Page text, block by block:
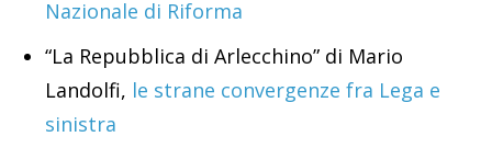
Nazionale di Riforma
“La Repubblica di Arlecchino” di Mario
Landolfi, le strane convergenze fra Lega e
sinistra